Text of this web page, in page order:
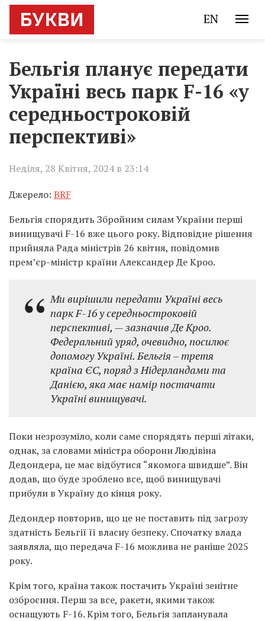
EN
Бельгія планує передати
Україні весь парк F-16 «у
середньостроковій
перспективі»
Неділя, 28 Квітня, 2024 в 23:14
Джерело: BRF
Бельгія спорядить Збройним силам України перші
винищувачі F-16 вже цього року. Відповідне рішення
прийняла Рада міністрів 26 квітня, повідомив
прем’єр-міністр країни Александер Де Кроо.
Ми вирішили передати Україні весь
парк F-16 у середньостроковій
перспективі, — зазначив Де Кроо.
Федеральний уряд, очевидно, посилює
допомогу Україні. Бельгія – третя
країна ЄС, поряд з Нідерландами та
Данією, яка має намір постачати
Україні винищувачі.
Поки незрозуміло, коли саме спорядять перші літаки,
однак, за словами міністра оборони Людівіна
Дедондера, це має відбутися “якомога швидше”. Він
додав, що буде зроблено все, щоб винищувачі
прибули в Україну до кінця року.
Дедондер повторив, що це не поставить під загрозу
здатність Бельгії її власну безпеку. Спочатку влада
заявляла, що передача F-16 можлива не раніше 2025
року.
Крім того, країна також постачить Україні зенітне
озброєння. Перш за все, ракети, якими також
оснащують F-16. Крім того, Бельгія запланувала